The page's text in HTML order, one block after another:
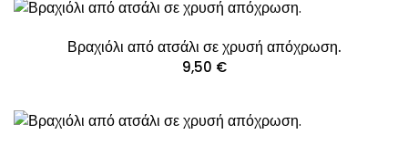
Βραχιόλι από ατσάλι σε χρυσή απόχρωση.
9,50 €